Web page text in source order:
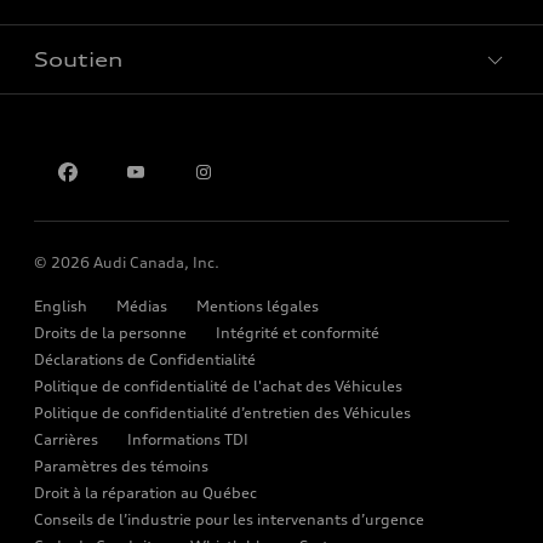
Véhicules d’occasion
myAudi
Assistance routière
Centres de carrosserie Audi
Audi Sans Souci
Garanties Audi et couverture
Soutien
Rappels
Informations sur la batterie
© 2026 Audi Canada, Inc.
English Médias
Mentions légales
Droits de la personne
Intégrité et conformité
Déclarations de Confidentialité
Politique de confidentialité de l'achat des Véhicules
Politique de confidentialité d’entretien des Véhicules
Carrières
Informations TDI
Paramètres des témoins
Droit à la réparation au Québec
Conseils de l’industrie pour les intervenants d’urgence